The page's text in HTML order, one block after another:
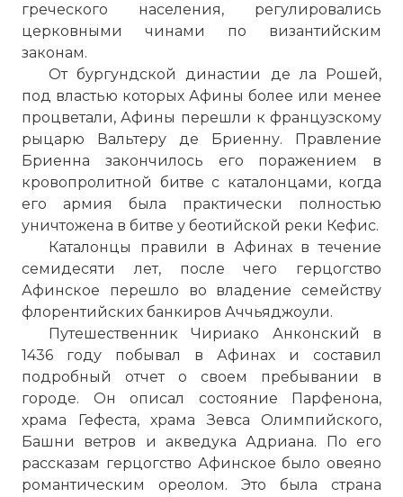
греческого населения, регулировались
церковными чинами по византийским
законам.
От бургундской династии де ла Рошей,
под властью которых Афины более или менее
процветали, Афины перешли к французскому
рыцарю Вальтеру де Бриенну. Правление
Бриенна закончилось его поражением в
кровопролитной битве с каталонцами, когда
его армия была практически полностью
уничтожена в битве у беотийской реки Кефис.
Каталонцы правили в Афинах в течение
семидесяти лет, после чего герцогство
Афинское перешло во владение семейству
флорентийских банкиров Аччьяджоули.
Путешественник Чириако Анконский в
1436 году побывал в Афинах и составил
подробный отчет о своем пребывании в
городе. Он описал состояние Парфенона,
храма Гефеста, храма Зевса Олимпийского,
Башни ветров и акведука Адриана. По его
рассказам герцогство Афинское было овеяно
романтическим ореолом. Это была страна